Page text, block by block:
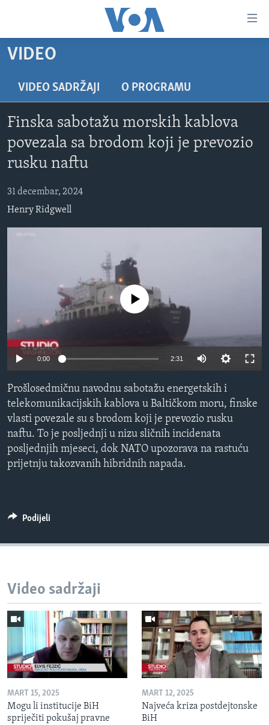
glavni
Pređi
na
glavnu
Idi
na
VIDEO
VIJESTI
SVIJET
NAUKA I TEHNOLOGIJA
KORUPCIJA
SLOBODA MEDIJA
ŽENSKA STRANA
O GLASU AMERIKE
Learning English
Jezici
VIDEO
VIDEO SADRŽAJI O PROGRAMU
Finska sabotažu morskih kablova
povezala sa brodom koji je prevozio
rusku naftu
31 decembar, 2024
Henry Ridgwell
No media source currently available
0:00 2:31
Prošlosedmičnu navodnu sabotažu energetskih i
telekomunikacijskih kablova u Baltičkom moru, finske
vlasti povezale su s brodom koji je prevozio rusku
naftu. To je posljednji u nizu sličnih incidenata
posljednjih mjeseci, dok NATO upozorava na rastuću
prijetnju takozvanih hibridnih napada.
Podijeli
Video sadržaji
MART 15, 2025
Mogu li institucije BiH
spriječiti pokušaj pravne
MART 12, 2025
Najveća kriza postdejtonske
BiH